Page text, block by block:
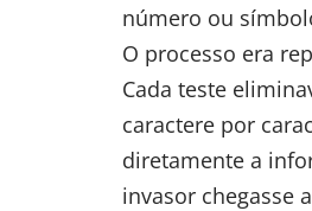
número ou
O processo era
Cada teste
caractere por
diretamente a
invasor chegasse